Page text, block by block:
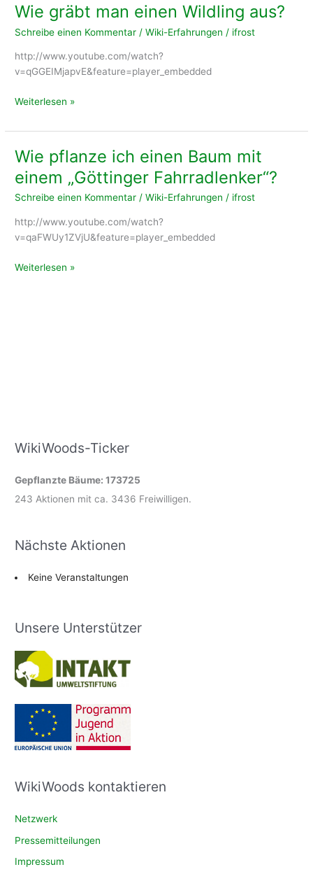
Wie gräbt man einen Wildling aus?
Schreibe einen Kommentar /Wiki-Erfahrungen / ifrost
http://www.youtube.com/watch?
v=qGGEIMjapvE&feature=player_embedded
Wie
man
Wildling
aus?
Weiterlesen »
Wie pflanze ich einen Baum mit
einem „Göttinger Fahrradlenker“?
Schreibe einen Kommentar /Wiki-Erfahrungen / ifrost
http://www.youtube.com/watch?
v=qaFWUy1ZVjU&feature=player_embedded
Wie
Weiterlesen »
WikiWoods-Ticker
Gepflanzte Bäume: 173725
243 Aktionen mit ca. 3436 Freiwilligen.
Nächste Aktionen
Keine Veranstaltungen
Unsere Unterstützer
WikiWoods kontaktieren
Netzwerk
Pressemitteilungen
Impressum